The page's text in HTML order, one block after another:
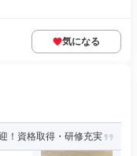
気になる
！資格取得・研修充実